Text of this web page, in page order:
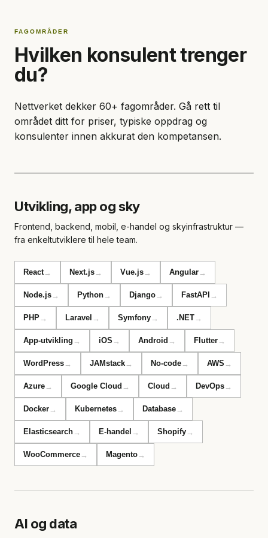
FAGOMRÅDER
Hvilken konsulent trenger
du?
Nettverket dekker 60+ fagområder. Gå rett til
området ditt for priser, typiske oppdrag og
konsulenter innen akkurat den kompetansen.
Utvikling, app og sky
Frontend, backend, mobil, e-handel og skyinfrastruktur —
fra enkeltutviklere til hele team.
React→ Next.js→ Vue.js→ Angular→
Node.js→ Python→ Django→ FastAPI →
PHP→ Laravel → Symfony→ .NET→
App-utvikling → iOS → Android → Flutter→
WordPress→ JAMstack→ No-code→ AWS →
Azure→ Google Cloud → Cloud → DevOps→
Docker→ Kubernetes→ Database→
Elasticsearch→ E-handel → Shopify→
WooCommerce→ Magento→
AI og data